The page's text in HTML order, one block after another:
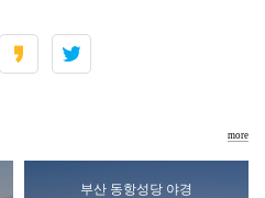
부산 동항성당 야경
more